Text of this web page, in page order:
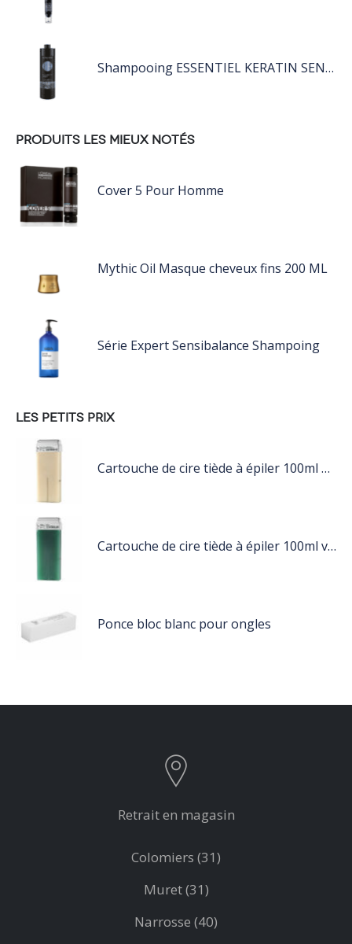
Shampooing ESSENTIEL KERATIN SENSITIVE 1L
PRODUITS LES MIEUX NOTÉS
Cover 5 Pour Homme
Mythic Oil Masque cheveux fins 200 ML
Série Expert Sensibalance Shampoing
LES PETITS PRIX
Cartouche de cire tiède à épiler 100ml nacré
Cartouche de cire tiède à épiler 100ml vert
Ponce bloc blanc pour ongles
Retrait en magasin
Colomiers (31)
Muret (31)
Narrosse (40)